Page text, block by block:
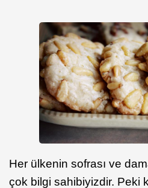
Her ülkenin sofrası ve
çok bilgi sahibiyizdir. Peki